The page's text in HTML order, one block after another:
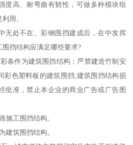
度高、耐弯曲有韧性，可做多种模块组
用。
无处不在。彩钢围挡建成后，在中发挥
挡结构应满足哪些要求?
条作为建筑围挡结构；严禁建造竹制安
彩色塑料板的建筑围挡;建筑围挡结构损
批准，禁止本企业的商业广告或广告图
施工围挡结构。
建筑围挡结构。